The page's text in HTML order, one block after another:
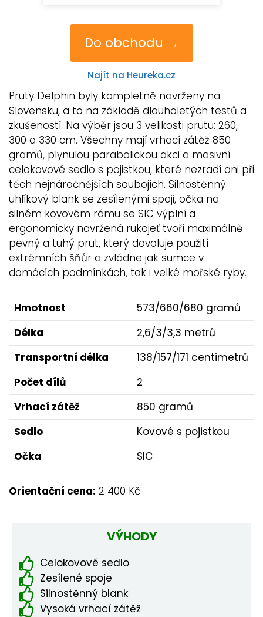
Do obchodu →
Najít na Heureka.cz
Pruty Delphin byly kompletně navrženy na
Slovensku, a to na základě dlouholetých testů a
zkušeností. Na výběr jsou 3 velikosti prutu: 260,
300 a 330 cm. Všechny mají vrhací zátěž 850
gramů, plynulou parabolickou akci a masivní
celokovové sedlo s pojistkou, které nezradí ani při
těch nejnáročnějších soubojích. Silnostěnný
uhlíkový blank se zesílenými spoji, očka na
silném kovovém rámu se SIC výplní a
ergonomicky navržená rukojeť tvoří maximálně
pevný a tuhý prut, který dovoluje použití
extrémních šňůr a zvládne jak sumce v
domácích podmínkách, tak i velké mořské ryby.
Hmotnost
573/660/680 gramů
Délka
2,6/3/3,3 metrů
Transportní délka
138/157/171 centimetrů
Počet dílů
2
Vrhací zátěž
850 gramů
Sedlo
Kovové s pojistkou
Očka
SIC
Orientační cena: 2 400 Kč
VÝHODY
Celokovové sedlo
Zesílené spoje
Silnostěnný blank
Vysoká vrhací zátěž